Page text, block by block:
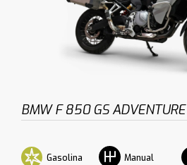
BMW F 850 GS ADVENTURE
Gasolina Manual